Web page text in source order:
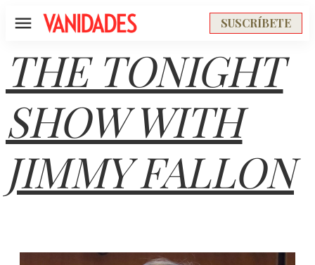
Menú SUSCRÍBETE
THE TONIGHT
SHOW WITH
JIMMY FALLON